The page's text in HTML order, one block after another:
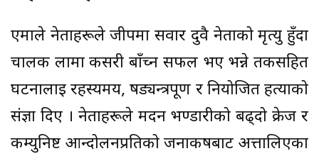
एमाले नेताहरूले जीपमा सवार दुवै नेताको मृत्यु हुँदा
चालक लामा कसरी बाँच्न सफल भए भन्ने तर्कसहित
घटनालाई रहस्यमय, षड्यन्त्रपूर्ण र नियोजित हत्याको
संज्ञा दिए । नेताहरूले मदन भण्डारीको बढ्दो क्रेज र
कम्युनिष्ट आन्दोलनप्रतिको जनाकर्षबाट अत्तालिएका